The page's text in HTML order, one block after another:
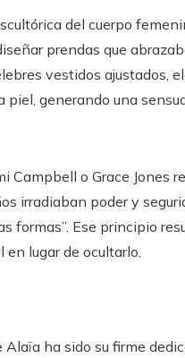
del cuerpo
prendas que
vestidos ajustados,
generando una
Campbell o Grace Jones
irradiaban poder y
Ese principio
lugar de ocultarlo.
ha sido su firme